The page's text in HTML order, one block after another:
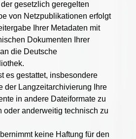
der gesetzlich geregelten
von Netzpublikationen erfolgt
Ihrer Metadaten mit
Dokumenten Ihrer
die Deutsche
es gestattet, insbesondere
der Langzeitarchivierung Ihre
in andere Dateiformate zu
oder anderweitig technisch zu
keine Haftung für den